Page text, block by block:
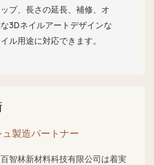
プ、長さの延長、補修、オ
3Dネイルアートデザインな
ル用途に対応できます。
製造パートナー
智林新材料科技有限公司は着実